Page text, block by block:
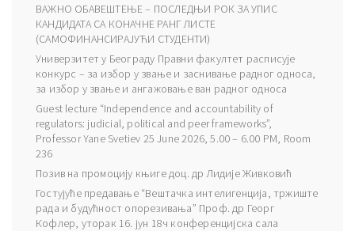
ВАЖНО ОБАВЕШТЕЊЕ – ПОСЛЕДЊИ РОК ЗА УПИС
КАНДИДАТА СА КОНАЧНЕ РАНГ ЛИСТЕ
(САМОФИНАНСИРАЈУЋИ СТУДЕНТИ)
Универзитет у Београду Правни факултет расписује
конкурс – за избор у звање и заснивање радног односа,
за избор у звање и ангажовање ван радног односа
Guest lecture “Independence and accountability of
regulators: judicial, political and peer frameworks”,
Professor Yane Svetiev 25 June 2026, 5.00 – 6.00 PM, Room
236
Позив на промоцију књиге доц. др Лидије Живковић
Гостујуће предавање “Вештачка интелигенција, тржиште
рада и будућност опорезивања” Проф. др Георг
Кофлер, уторак 16. јун 18ч конференцијска сала